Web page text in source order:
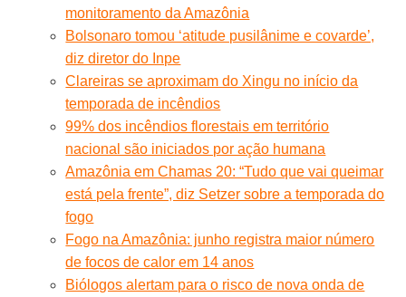
monitoramento da Amazônia
Bolsonaro tomou ‘atitude pusilânime e covarde’,
diz diretor do Inpe
Clareiras se aproximam do Xingu no início da
temporada de incêndios
99% dos incêndios florestais em território
nacional são iniciados por ação humana
Amazônia em Chamas 20: “Tudo que vai queimar
está pela frente”, diz Setzer sobre a temporada do
fogo
Fogo na Amazônia: junho registra maior número
de focos de calor em 14 anos
Biólogos alertam para o risco de nova onda de